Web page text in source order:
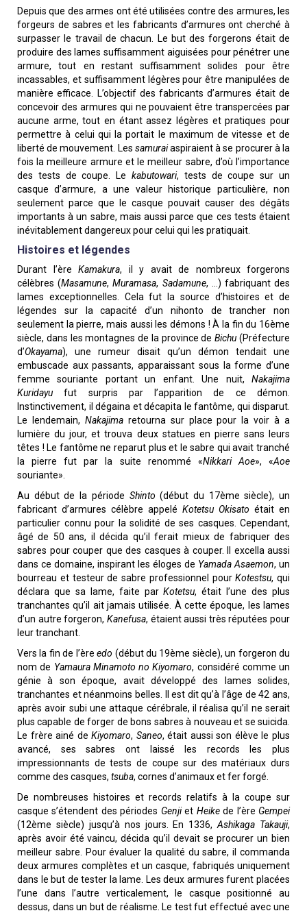
Depuis que des armes ont été utilisées contre des armures, les
forgeurs de sabres et les fabricants d’armures ont cherché à
surpasser le travail de chacun. Le but des forgerons était de
produire des lames suffisamment aiguisées pour pénétrer une
armure, tout en restant suffisamment solides pour être
incassables, et suffisamment légères pour être manipulées de
manière efficace. L’objectif des fabricants d’armures était de
concevoir des armures qui ne pouvaient être transpercées par
aucune arme, tout en étant assez légères et pratiques pour
permettre à celui qui la portait le maximum de vitesse et de
liberté de mouvement. Les samuraiaspiraient à se procurer à la
fois la meilleure armure et le meilleur sabre, d’où l’importance
des tests de coupe. Le kabutowari, tests de coupe sur un
casque d’armure, a une valeur historique particulière, non
seulement parce que le casque pouvait causer des dégâts
importants à un sabre, mais aussi parce que ces tests étaient
inévitablement dangereux pour celui qui les pratiquait.
Histoires et légendes
Durant l’ère Kamakura, il y avait de nombreux forgerons
célèbres (Masamune,Muramasa, Sadamune, ...) fabriquant des
lames exceptionnelles. Cela fut la source d’histoires et de
légendes sur la capacité d’un nihonto de trancher non
seulement la pierre, mais aussi les démons ! À la fin du 16ème
siècle, dans les montagnes de la province deBichu (Préfecture
d’Okayama), une rumeur disait qu’un démon tendait une
embuscade aux passants, apparaissant sous la forme d’une
femme souriante portant un enfant. Une nuit, Nakajima
Kuridayu fut surpris par l’apparition de ce démon.
Instinctivement, il dégaina et décapita le fantôme, qui disparut.
Le lendemain, Nakajimaretourna sur place pour la voir à a
lumière du jour, et trouva deux statues en pierre sans leurs
têtes ! Le fantôme ne reparut plus et le sabre qui avait tranché
la pierre fut par la suite renommé «Nikkari Aoe», «Aoe
souriante».
Au début de la période Shinto (début du 17ème siècle), un
fabricant d’armures célèbre appelé Kotetsu Okisato était en
particulier connu pour la solidité de ses casques. Cependant,
âgé de 50 ans, il décida qu’il ferait mieux de fabriquer des
sabres pour couper que des casques à couper. Il excella aussi
dans ce domaine, inspirant les éloges de Yamada Asaemon, un
bourreau et testeur de sabre professionnel pourKotestsu, qui
déclara que sa lame, faite parKotetsu, était l’une des plus
tranchantes qu’il ait jamais utilisée. À cette époque, les lames
d’un autre forgeron, Kanefusa, étaient aussi très réputées pour
leur tranchant.
Vers la fin de l’èreedo (début du 19ème siècle), un forgeron du
nom de Yamaura Minamoto no Kiyomaro, considéré comme un
génie à son époque, avait développé des lames solides,
tranchantes et néanmoins belles. Il est dit qu’à l’âge de 42 ans,
après avoir subi une attaque cérébrale, il réalisa qu’il ne serait
plus capable de forger de bons sabres à nouveau et se suicida.
Le frère ainé deKiyomaro, Saneo, était aussi son élève le plus
avancé, ses sabres ont laissé les records les plus
impressionnants de tests de coupe sur des matériaux durs
comme des casques, tsuba, cornes d’animaux et fer forgé.
De nombreuses histoires et records relatifs à la coupe sur
casque s’étendent des périodes Genjiet Heikede l’ère Gempei
(12ème siècle) jusqu’à nos jours. En 1336,Ashikaga Takauji,
après avoir été vaincu, décida qu’il devait se procurer un bien
meilleur sabre. Pour évaluer la qualité du sabre, il commanda
deux armures complètes et un casque, fabriqués uniquement
dans le but de tester la lame. Les deux armures furent placées
l’une dans l’autre verticalement, le casque positionné au
dessus, dans un but de réalisme. Le test fut effectué avec une